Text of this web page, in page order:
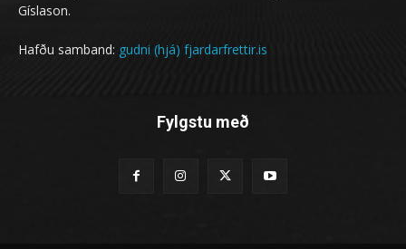
Gíslason.
Hafðu samband: gudni (hjá) fjardarfrettir.is
Fylgstu með